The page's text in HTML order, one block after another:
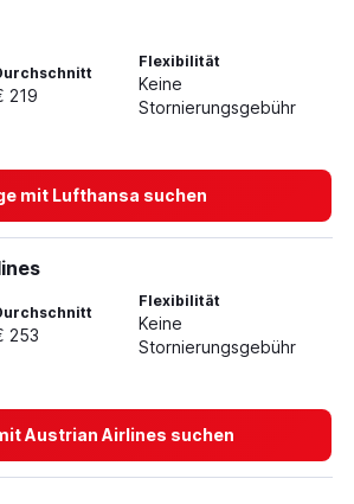
219
Flexibilität
Keine
Stornierungsgebühr
mit Lufthansa suchen
253
Flexibilität
Keine
Stornierungsgebühr
Austrian Airlines suchen